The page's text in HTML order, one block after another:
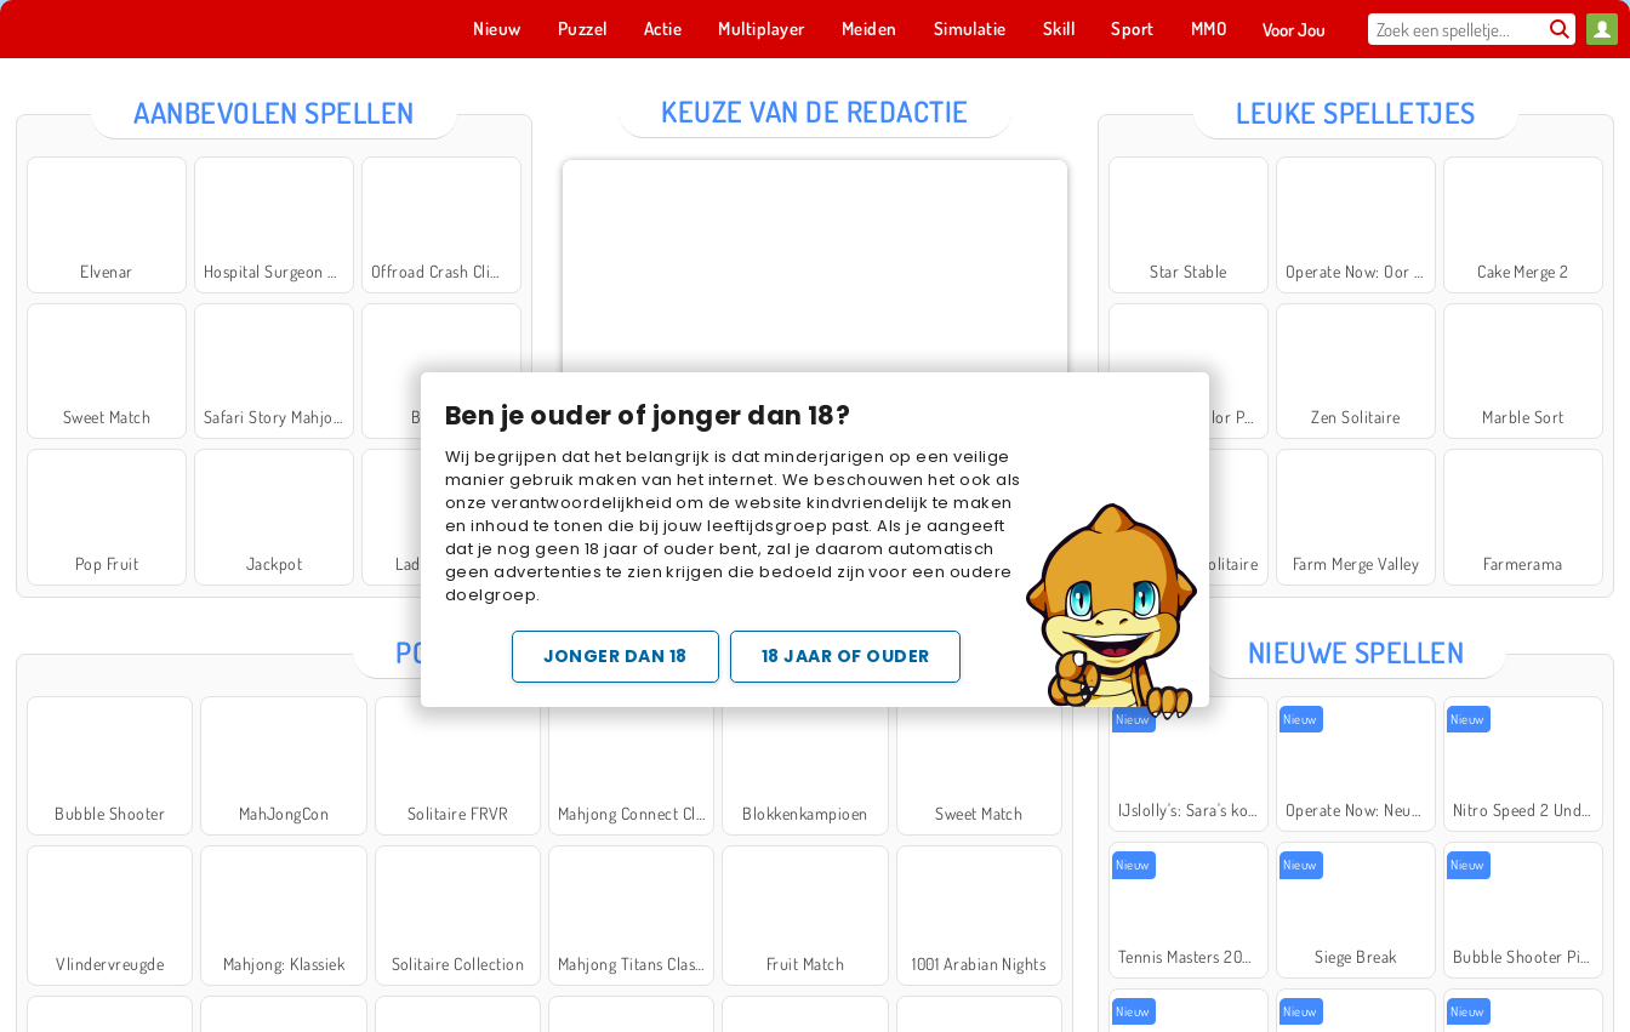
Ben je ouder of jonger dan 18?
Wij begrijpen dat het belangrijk is dat minderjarigen op een veilige
manier gebruik maken van het internet. We beschouwen het ook als
onze verantwoordelijkheid om de website kindvriendelijk te maken
en inhoud te tonen die bij jouw leeftijdsgroep past. Als je aangeeft
dat je nog geen 18 jaar of ouder bent, zal je daarom automatisch
geen advertenties te zien krijgen die bedoeld zijn voor een oudere
doelgroep.
JONGER DAN 18 18 JAAR OF OUDER
Nieuw Puzzel Actie Multiplayer Meiden Simulatie Skill Sport MMO Voor Jou
AANBEVOLEN SPELLEN
Elvenar
Sweet Match Ball Sort
Pop Fruit Jackpot Lady Popular
KEUZE VAN DE REDACTIE
Cake Merge 2 Cross Stitch Masters
Cake Merge 2 Marble Sort Star Stable
LEUKE SPELLETJES
Star Stable Cake Merge 2
Zen Solitaire Marble Sort
Word Deck Solitaire Farm Merge Valley Farmerama
POPULAIRE SPELLETJES
Bubble Shooter MahJongCon Solitaire FRVR Mahjong Connect Classic Blokkenkampioen Sweet Match
Vlindervreugde Mahjong: Klassiek Solitaire Collection Fruit Match 1001 Arabian Nights
NIEUWE SPELLEN
Nieuw Nieuw Nieuw
Nieuw Nieuw
Siege Break
Nieuw
Nieuw Nieuw Nieuw